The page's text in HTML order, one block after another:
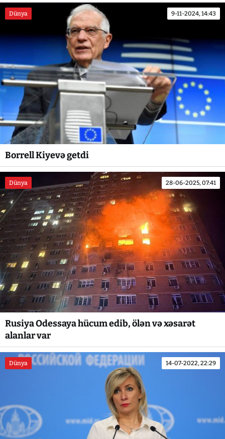
Dünya 9-11-2024, 14:43
Borrell Kiyevə getdi
Dünya 28-06-2025, 07:41
Rusiya Odessaya hücum edib, ölən və xəsarət
alanlar var
Dünya 14-07-2022, 22:29